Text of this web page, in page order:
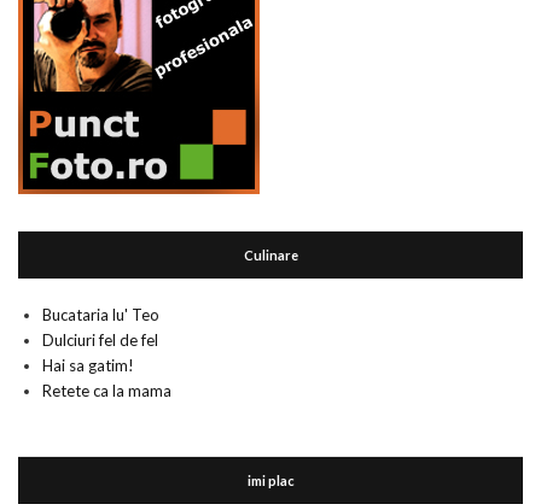
Culinare
Bucataria lu' Teo
Dulciuri fel de fel
Hai sa gatim!
Retete ca la mama
imi plac